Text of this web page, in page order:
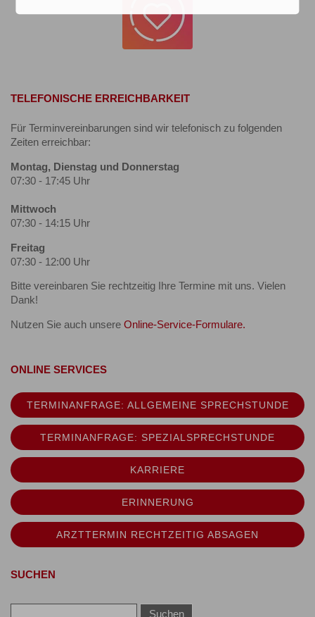
TELEFONISCHE ERREICHBARKEIT
Für Terminvereinbarungen sind wir telefonisch zu folgenden
Zeiten erreichbar:
Montag, Dienstag und Donnerstag
07:30 - 17:45 Uhr
Mittwoch
07:30 - 14:15 Uhr
Freitag
07:30 - 12:00 Uhr
Bitte vereinbaren Sie rechtzeitig Ihre Termine mit uns. Vielen
Dank!
Nutzen Sie auch unsere Online-Service-Formulare.
ONLINE SERVICES
TERMINANFRAGE: ALLGEMEINE SPRECHSTUNDE
TERMINANFRAGE: SPEZIALSPRECHSTUNDE
KARRIERE
ERINNERUNG
ARZTTERMIN RECHTZEITIG ABSAGEN
SUCHEN